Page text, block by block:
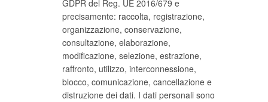
GDPR del Reg. UE 2016/679 e
precisamente: raccolta, registrazione,
organizzazione, conservazione,
consultazione, elaborazione,
modificazione, selezione, estrazione,
raffronto, utilizzo, interconnessione,
blocco, comunicazione, cancellazione e
distruzione dei dati. I dati personali sono